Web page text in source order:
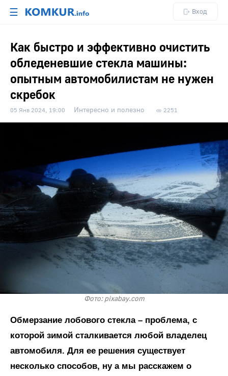
☰ Вход
Как быстро и эффективно очистить
обледеневшие стекла машины:
опытным автомобилистам не нужен
скребок
05 Янв 2024, 19:00 Интересно и полезно 2251
Фото: pixabay.com
Обмерзание лобового стекла – проблема, с
которой зимой сталкивается любой владелец
автомобиля. Для ее решения существует
несколько способов, ну а мы расскажем о